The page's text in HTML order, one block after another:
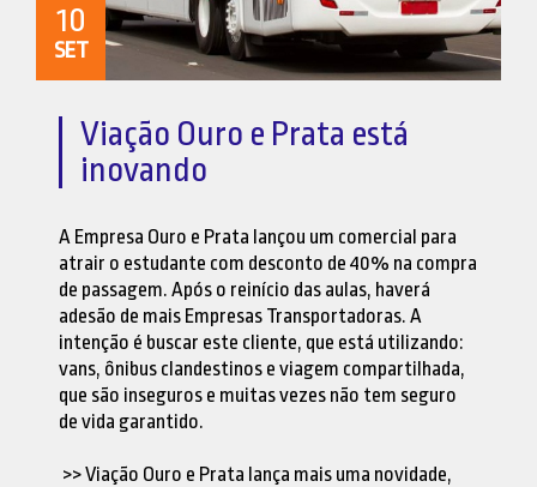
10
SET
Viação Ouro e Prata está
inovando
A Empresa Ouro e Prata lançou um comercial para
atrair o estudante com desconto de 40% na compra
de passagem. Após o reinício das aulas, haverá
adesão de mais Empresas Transportadoras. A
intenção é buscar este cliente, que está utilizando:
vans, ônibus clandestinos e viagem compartilhada,
que são inseguros e muitas vezes não tem seguro
de vida garantido.
>> Viação Ouro e Prata lança mais uma novidade,